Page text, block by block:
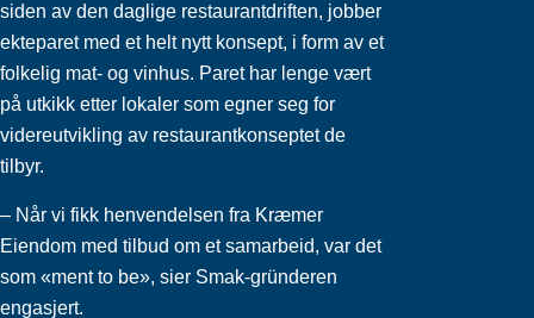
siden av den daglige restaurantdriften, jobber
ekteparet med et helt nytt konsept, i form av et
folkelig mat- og vinhus. Paret har lenge vært
på utkikk etter lokaler som egner seg for
videreutvikling av restaurantkonseptet de
tilbyr.
– Når vi fikk henvendelsen fra Kræmer
Eiendom med tilbud om et samarbeid, var det
som «ment to be», sier Smak-gründeren
engasjert.